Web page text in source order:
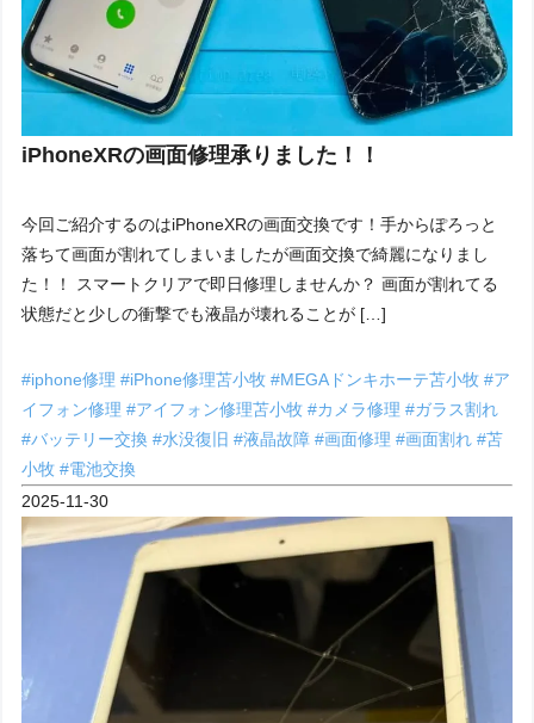
iPhoneXRの画面修理承りました！！
今回ご紹介するのはiPhoneXRの画面交換です！手からぽろっと
落ちて画面が割れてしまいましたが画面交換で綺麗になりまし
た！！ スマートクリアで即日修理しませんか？ 画面が割れてる
状態だと少しの衝撃でも液晶が壊れることが […]
#iphone修理#iPhone修理苫小牧#MEGAドンキホーテ苫小牧#ア
イフォン修理#アイフォン修理苫小牧#カメラ修理#ガラス割れ
#バッテリー交換#水没復旧#液晶故障#画面修理#画面割れ#苫
小牧#電池交換
2025-11-30